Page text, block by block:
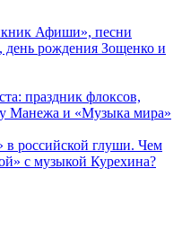
Афиши», песни
рождения Зощенко и
праздник флоксов,
Манежа и «Музыка мира»
российской глуши. Чем
с музыкой Курехина?